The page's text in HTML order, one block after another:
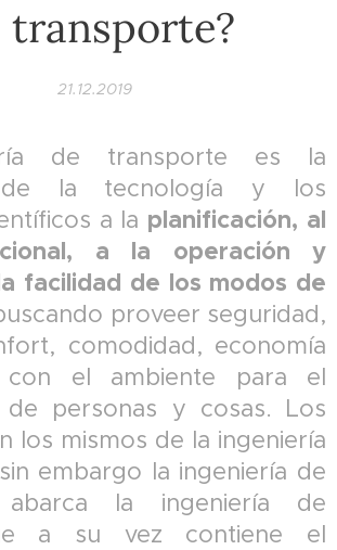
transporte?
21.12.2019
de transporte es la
de la tecnología y los
a la planificación, al
a la operación y
facilidad de los modos de
proveer seguridad,
comodidad, economía
el ambiente para el
de personas y cosas. Los
los mismos de la ingeniería
embargo la ingeniería de
abarca la ingeniería de
a su vez contiene el